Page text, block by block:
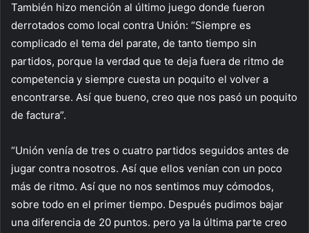
También hizo mención al último juego donde fueron
derrotados como local contra Unión: “Siempre es
complicado el tema del parate, de tanto tiempo sin
partidos, porque la verdad que te deja fuera de ritmo de
competencia y siempre cuesta un poquito el volver a
encontrarse. Así que bueno, creo que nos pasó un poquito
de factura”.
“Unión venía de tres o cuatro partidos seguidos antes de
jugar contra nosotros. Así que ellos venían con un poco
más de ritmo. Así que no nos sentimos muy cómodos,
sobre todo en el primer tiempo. Después pudimos bajar
una diferencia de 20 puntos. pero ya la última parte creo